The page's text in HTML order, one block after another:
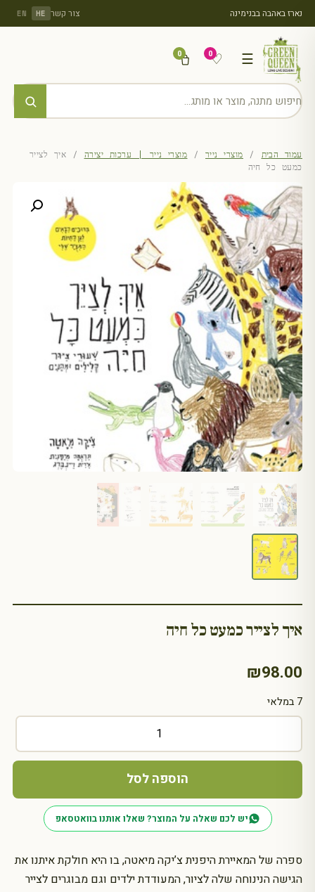
נארז באהבה בבנימינה צור קשר HE
EN
☰
♡
0
0
עמוד הבית / מוצרי נייר / מוצרי נייר | ערכות יצירה / איך לצייר
כמעט כל חיה
איך לצייר כמעט כל חיה
₪98.00
ספרה של המאיירת היפנית צ’יקה מיאטה, בו היא חולקת איתנו את
הגישה הנינוחה שלה לציור, המעודדת ילדים וגם מבוגרים לצייר
7 במלאי
כמות
איך
כמעט
הוספה לסל
יש לכם שאלה על המוצר? שאלו אותנו בוואטסאפ